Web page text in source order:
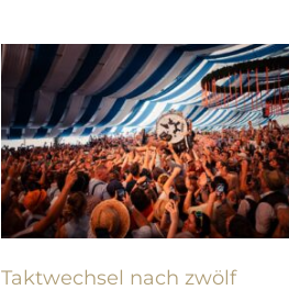
Taktwechsel nach zwölf